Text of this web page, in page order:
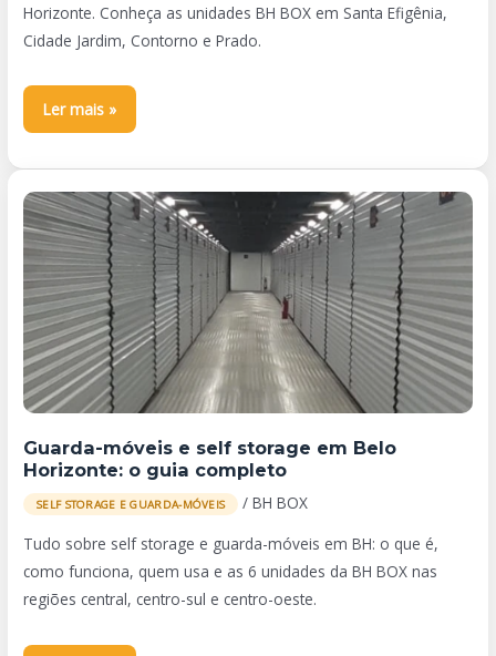
Horizonte. Conheça as unidades BH BOX em Santa Efigênia,
Cidade Jardim, Contorno e Prado.
Jardim,
Contorno
Ler mais »
Guarda-móveis e self storage em Belo
Horizonte: o guia completo
SELF STORAGE E GUARDA-MÓVEIS /BH BOX
Tudo sobre self storage e guarda-móveis em BH: o que é,
como funciona, quem usa e as 6 unidades da BH BOX nas
regiões central, centro-sul e centro-oeste.
Guarda-
móveis
e
self
storage
em
Belo
Horizonte:
guia
completo